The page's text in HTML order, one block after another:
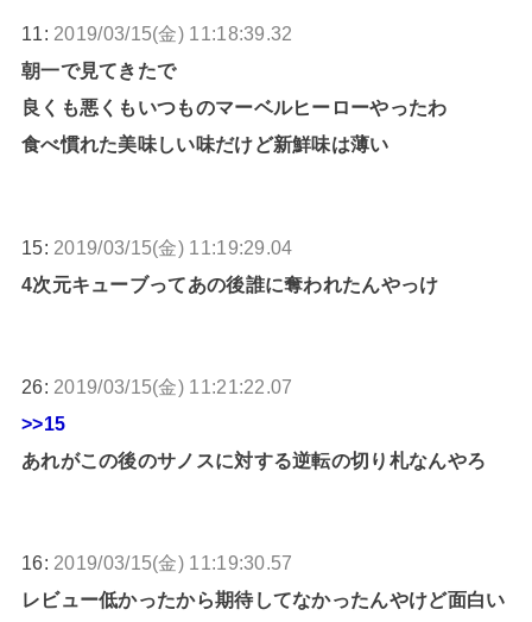
11: 2019/03/15(金) 11:18:39.32
朝一で見てきたで
良くも悪くもいつものマーベルヒーローやったわ
食べ慣れた美味しい味だけど新鮮味は薄い
15: 2019/03/15(金) 11:19:29.04
4次元キューブってあの後誰に奪われたんやっけ
26: 2019/03/15(金) 11:21:22.07
>>15
あれがこの後のサノスに対する逆転の切り札なんやろ
16: 2019/03/15(金) 11:19:30.57
レビュー低かったから期待してなかったんやけど面白い